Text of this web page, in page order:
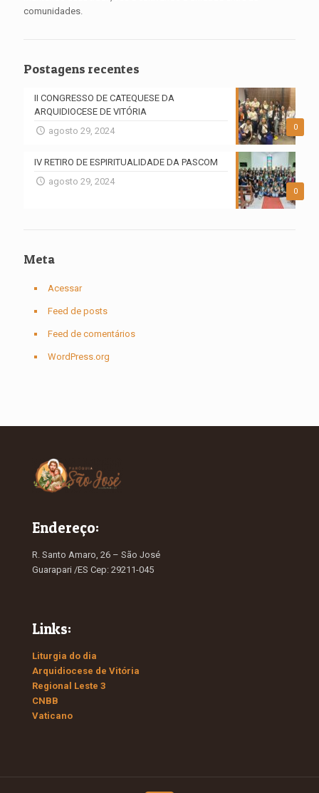
comunidades.
Postagens recentes
0
II CONGRESSO DE CATEQUESE DA
ARQUIDIOCESE DE VITÓRIA
agosto 29, 2024
0
IV RETIRO DE ESPIRITUALIDADE DA PASCOM
agosto 29, 2024
Meta
Acessar
Feed de posts
Feed de comentários
WordPress.org
Endereço:
R. Santo Amaro, 26 – São José
Guarapari /ES Cep: 29211-045
Links:
Liturgia do dia
Arquidiocese de Vitória
Regional Leste 3
CNBB
Vaticano